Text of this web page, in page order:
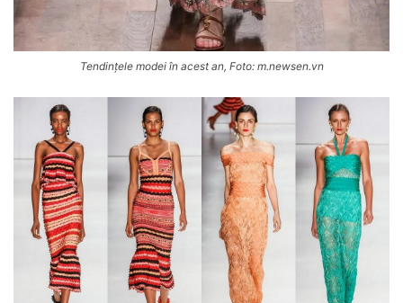
Tendințele modei în acest an, Foto: m.newsen.vn